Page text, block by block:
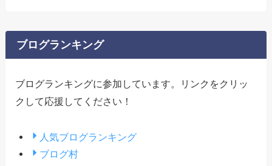
ブログランキング
ブログランキングに参加しています。リンクをクリッ
クして応援してください！
人気ブログランキング
ブログ村